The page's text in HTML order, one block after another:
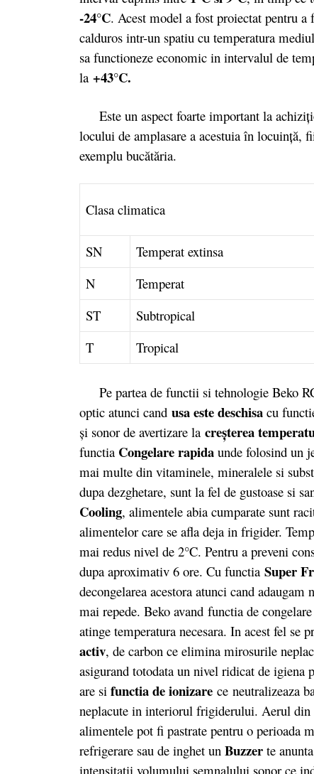
-24°C. Acest model a fost proiectat pentru
calduros intr-un spatiu cu temperatura
sa functioneze economic in intervalul de
la +43°C.
Este un aspect foarte important la
locului de amplasare a acestuia în locuinţă,
exemplu bucătăria.
Clasa climatica
SN
Temperat extinsa
N
Temperat
ST
Subtropical
T
Tropical
Pe partea de functii si tehnologie Beko
optic atunci cand usa este deschisa cu
şi sonor de avertizare la creşterea
functia Congelare rapida unde folosind un
mai multe din vitaminele, mineralele si
dupa dezghetare, sunt la fel de gustoase si
Cooling, alimentele abia cumparate sunt
alimentelor care se afla deja in frigider.
mai redus nivel de 2°C. Pentru a preveni
dupa aproximativ 6 ore. Cu functia Super
decongelarea acestora atunci cand
mai repede. Beko avand functia de
atinge temperatura necesara. In acest fel se
activ, de carbon ce elimina mirosurile
asigurand totodata un nivel ridicat de
are si functia de ionizare ce neutralizeaza
neplacute in interiorul frigiderului. Aerul
alimentele pot fi pastrate pentru o perioada
refrigerare sau de inghet un Buzzer te
intensitatii volumului semnalului sonor ce